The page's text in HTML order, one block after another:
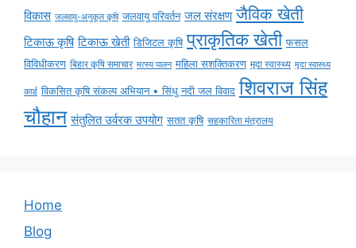
विकास जलवायु-अनुकूल कृषि जलवायु परिवर्तन जल संरक्षण जैविक खेती
टिकाऊ कृषि टिकाऊ खेती डिजिटल कृषि प्राकृतिक खेती फसल
विविधीकरण बिहार कृषि समाचार मत्स्य पालन महिला सशक्तिकरण मृदा स्वास्थ्य मृदा स्वास्थ्य
कार्ड विकसित कृषि संकल्प अभियान • सिंधु नदी जल विवाद शिवराज सिंह
चौहान संतुलित उर्वरक उपयोग सतत कृषि सहकारिता मंत्रालय
Home
Blog